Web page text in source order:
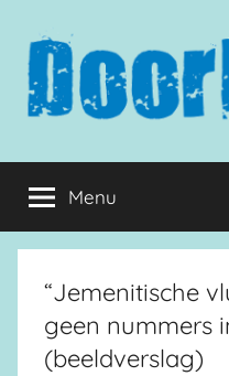
inhoud
springen
Menu
“Jemenitische
geen nummers
(beeldverslag)